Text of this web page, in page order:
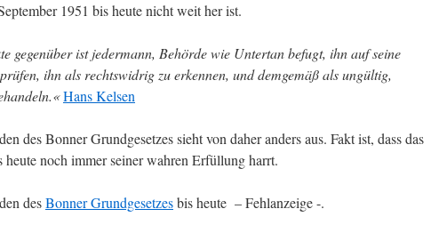
1951 bis heute nicht weit her ist.
gegenüber ist jedermann, Behörde wie Untertan befugt, ihn auf seine
ihn als rechtswidrig zu erkennen, und demgemäß als ungültig,
Hans Kelsen
des Bonner Grundgesetzes sieht von daher anders aus. Fakt ist, dass das
heute noch immer seiner wahren Erfüllung harrt.
desBonner Grundgesetzesbis heute – Fehlanzeige -.